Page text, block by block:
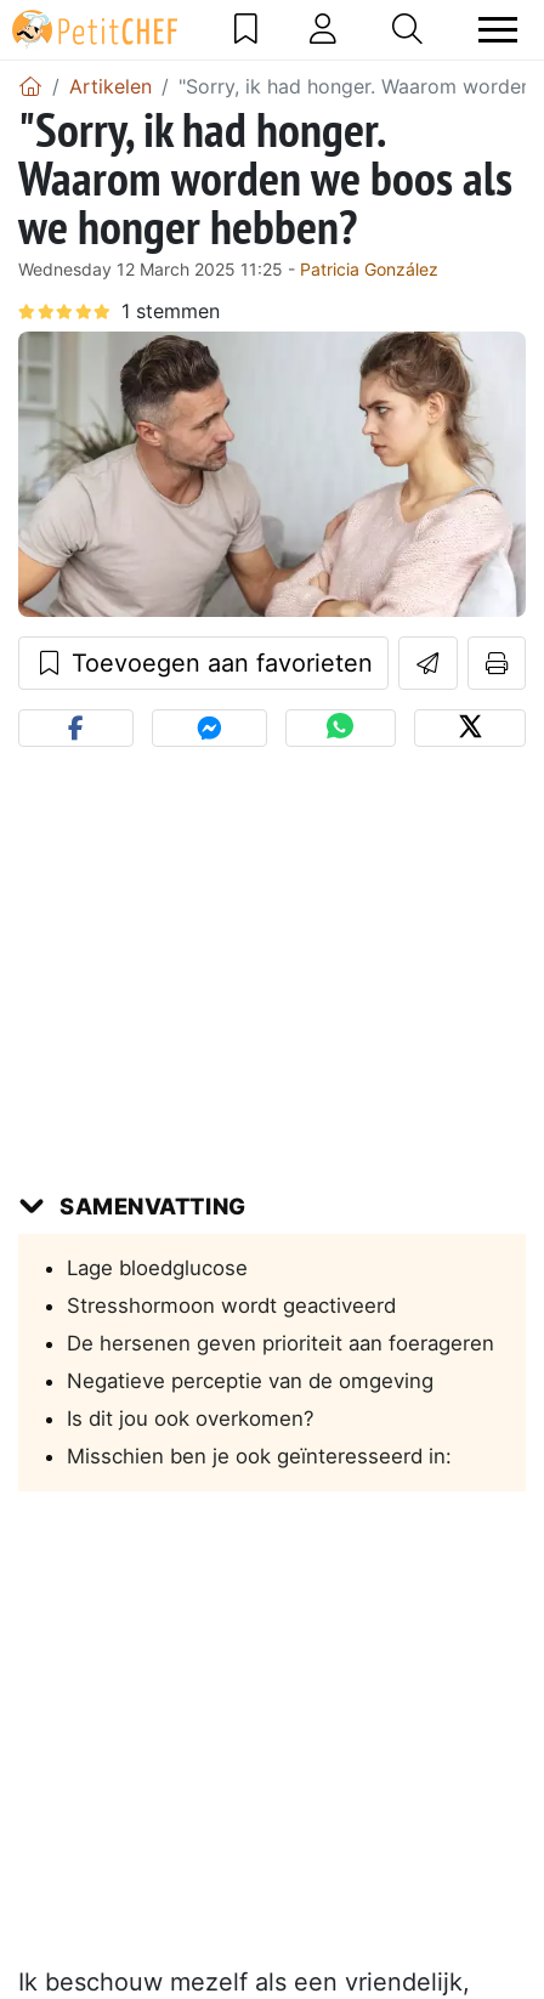
Artikelen "Sorry, ik had honger. Waarom
"Sorry, ik had honger.
Waarom worden we boos als
we honger hebben?
Wednesday 12 March 2025 11:25 - Patricia González
Toevoegen aan favorieten
SAMENVATTING
Lage bloedglucose
Stresshormoon wordt geactiveerd
De hersenen geven prioriteit aan foerageren
Negatieve perceptie van de omgeving
Is dit jou ook overkomen?
Misschien ben je ook geïnteresseerd in:
Ik beschouw mezelf als een vriendelijk,